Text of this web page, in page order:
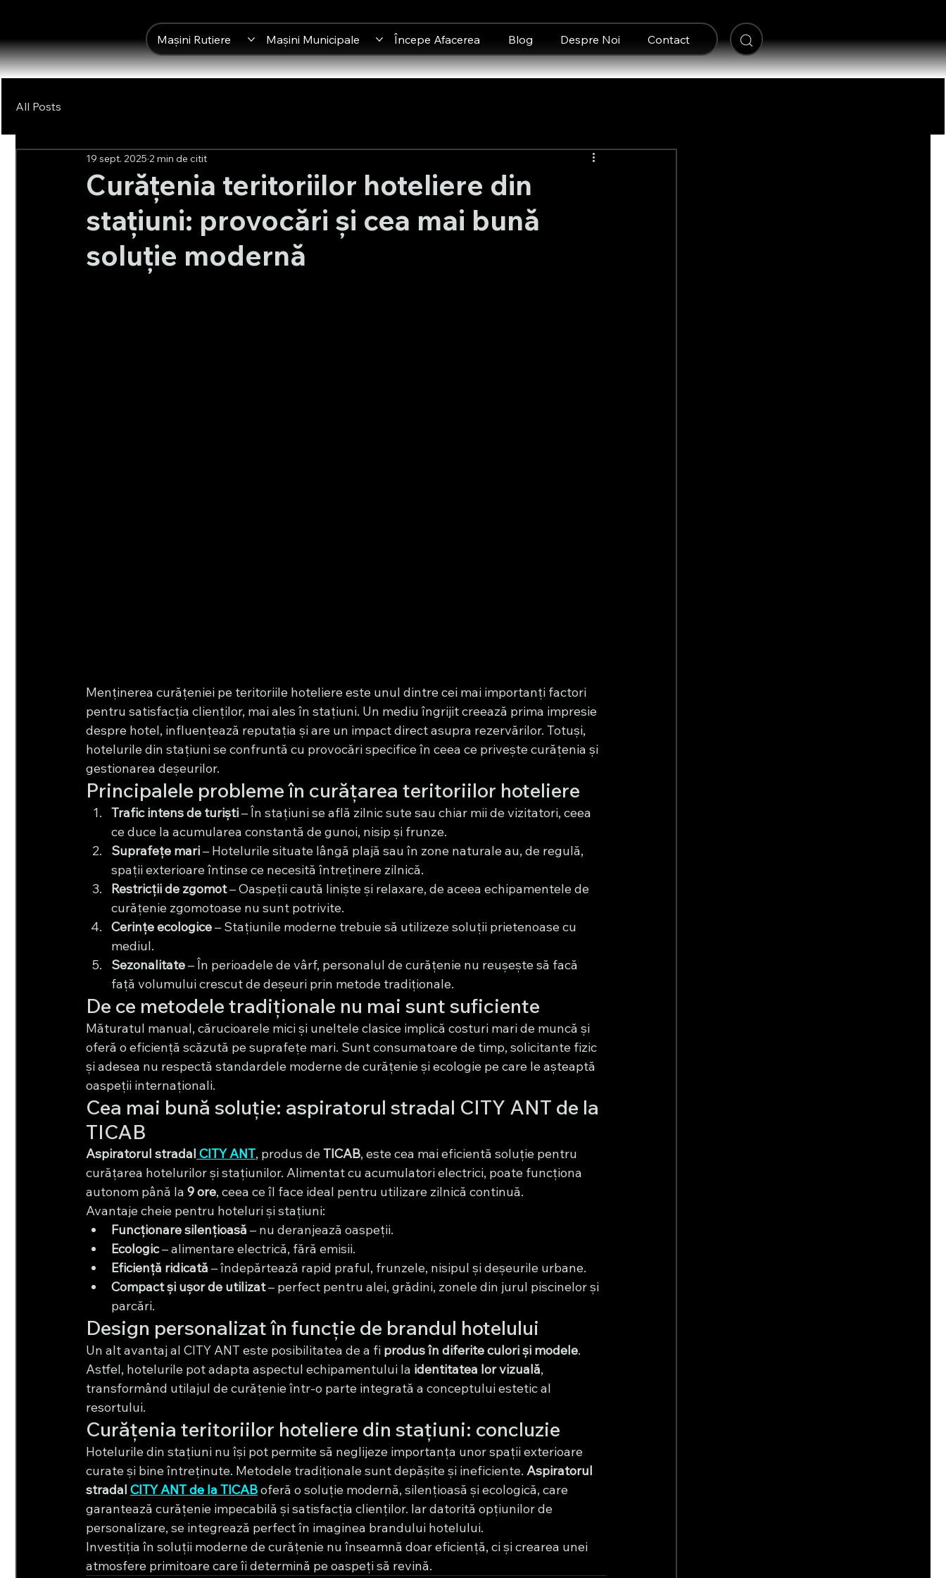
Mașini Rutiere Mașini Municipale Începe Afacerea Blog Despre Noi Contact
All Posts
Curățenia teritoriilor hoteliere din
stațiuni: provocări și cea mai bună
soluție modernă
19 sept. 2025 2 min de citit
Menținerea curățeniei pe teritoriile hoteliere este unul dintre cei mai importanți factori
pentru satisfacția clienților, mai ales în stațiuni. Un mediu îngrijit creează prima impresie
despre hotel, influențează reputația și are un impact direct asupra rezervărilor. Totuși,
hotelurile din stațiuni se confruntă cu provocări specifice în ceea ce privește curățenia și
gestionarea deșeurilor.
Principalele probleme în curățarea teritoriilor hoteliere
Trafic intens de turiști – În stațiuni se află zilnic sute sau chiar mii de vizitatori, ceea
ce duce la acumularea constantă de gunoi, nisip și frunze.
Suprafețe mari – Hotelurile situate lângă plajă sau în zone naturale au, de regulă,
spații exterioare întinse ce necesită întreținere zilnică.
Restricții de zgomot – Oaspeții caută liniște și relaxare, de aceea echipamentele de
curățenie zgomotoase nu sunt potrivite.
Cerințe ecologice – Stațiunile moderne trebuie să utilizeze soluții prietenoase cu
mediul.
Sezonalitate – În perioadele de vârf, personalul de curățenie nu reușește să facă
față volumului crescut de deșeuri prin metode tradiționale.
De ce metodele tradiționale nu mai sunt suficiente
Măturatul manual, cărucioarele mici și uneltele clasice implică costuri mari de muncă și
oferă o eficiență scăzută pe suprafețe mari. Sunt consumatoare de timp, solicitante fizic
și adesea nu respectă standardele moderne de curățenie și ecologie pe care le așteaptă
oaspeții internaționali.
Cea mai bună soluție: aspiratorul stradal CITY ANT de la
TICAB
Aspiratorul stradal CITY ANT, produs de TICAB, este cea mai eficientă soluție pentru
curățarea hotelurilor și stațiunilor. Alimentat cu acumulatori electrici, poate funcționa
autonom până la 9 ore, ceea ce îl face ideal pentru utilizare zilnică continuă.
Avantaje cheie pentru hoteluri și stațiuni:
Funcționare silențioasă – nu deranjează oaspeții.
Ecologic – alimentare electrică, fără emisii.
Eficiență ridicată – îndepărtează rapid praful, frunzele, nisipul și deșeurile urbane.
Compact și ușor de utilizat – perfect pentru alei, grădini, zonele din jurul piscinelor și
parcări.
Design personalizat în funcție de brandul hotelului
Un alt avantaj al CITY ANT este posibilitatea de a fi produs în diferite culori și modele.
Astfel, hotelurile pot adapta aspectul echipamentului la identitatea lor vizuală,
transformând utilajul de curățenie într-o parte integrată a conceptului estetic al
resortului.
Curățenia teritoriilor hoteliere din stațiuni: concluzie
Hotelurile din stațiuni nu își pot permite să neglijeze importanța unor spații exterioare
curate și bine întreținute. Metodele tradiționale sunt depășite și ineficiente. Aspiratorul
stradal CITY ANT de la TICAB oferă o soluție modernă, silențioasă și ecologică, care
garantează curățenie impecabilă și satisfacția clienților. Iar datorită opțiunilor de
personalizare, se integrează perfect în imaginea brandului hotelului.
Investiția în soluții moderne de curățenie nu înseamnă doar eficiență, ci și crearea unei
atmosfere primitoare care îi determină pe oaspeți să revină.